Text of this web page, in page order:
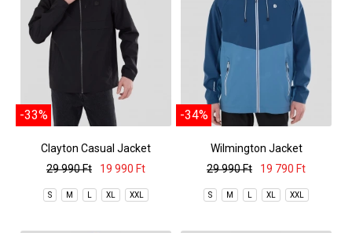
-33%
Clayton Casual Jacket
29 990 Ft
19 990 Ft
S M L XL XXL
-34%
Wilmington Jacket
29 990 Ft
19 790 Ft
S M L XL XXL